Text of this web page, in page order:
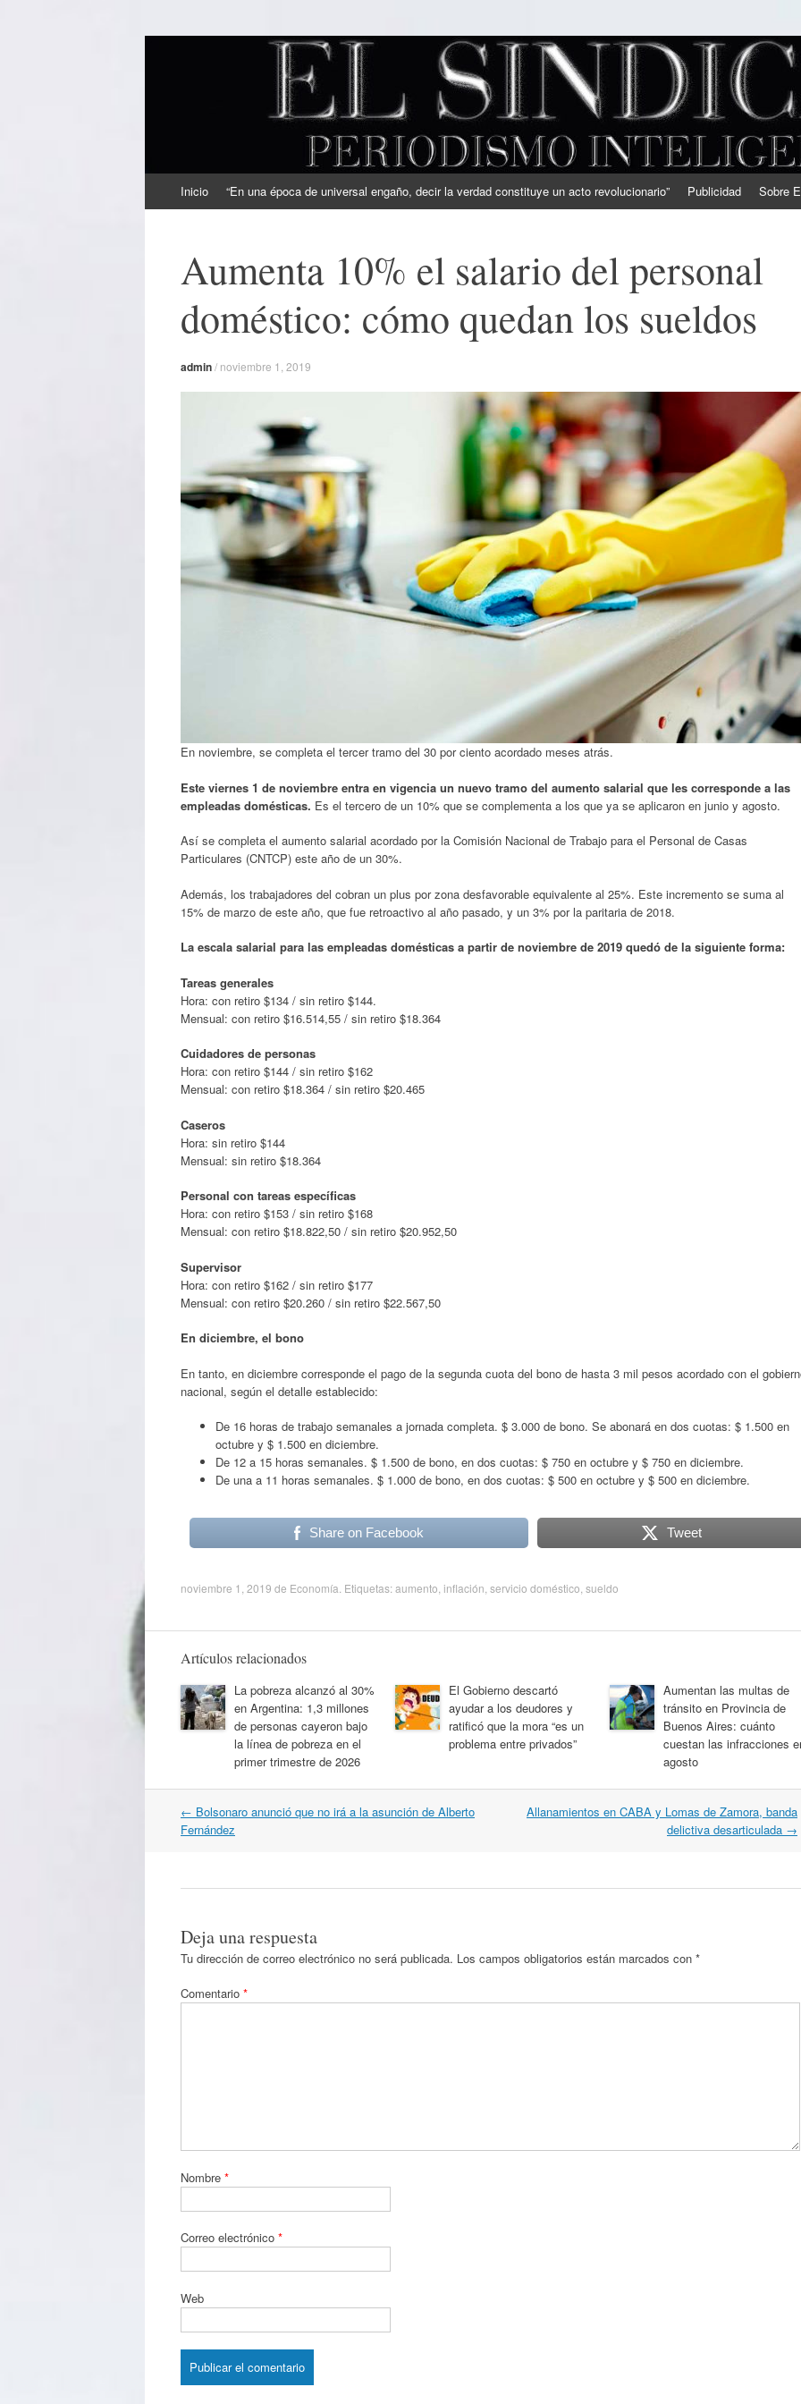
EL SINDICAL
Periodismo Inteligente
al
Inicio “En una época de universal engaño, decir la verdad constituye un acto revolucionario” Publicidad Sobre
Aumenta 10% el salario del personal
doméstico: cómo quedan los sueldos
admin/ noviembre 1, 2019
En noviembre, se completa el tercer tramo del 30 por ciento acordado meses atrás.
Este viernes 1 de noviembre entra en vigencia un nuevo tramo del aumento salarial que les corresponde a las
empleadas domésticas. Es el tercero de un 10% que se complementa a los que ya se aplicaron en junio y agosto.
Así se completa el aumento salarial acordado por la Comisión Nacional de Trabajo para el Personal de Casas
Particulares (CNTCP) este año de un 30%.
Además, los trabajadores del cobran un plus por zona desfavorable equivalente al 25%. Este incremento se suma al
15% de marzo de este año, que fue retroactivo al año pasado, y un 3% por la paritaria de 2018.
La escala salarial para las empleadas domésticas a partir de noviembre de 2019 quedó de la siguiente forma:
Tareas generales
Hora: con retiro $134 / sin retiro $144.
Mensual: con retiro $16.514,55 / sin retiro $18.364
Cuidadores de personas
Hora: con retiro $144 / sin retiro $162
Mensual: con retiro $18.364 / sin retiro $20.465
Caseros
Hora: sin retiro $144
Mensual: sin retiro $18.364
Personal con tareas específicas
Hora: con retiro $153 / sin retiro $168
Mensual: con retiro $18.822,50 / sin retiro $20.952,50
Supervisor
Hora: con retiro $162 / sin retiro $177
Mensual: con retiro $20.260 / sin retiro $22.567,50
En diciembre, el bono
En tanto, en diciembre corresponde el pago de la segunda cuota del bono de hasta 3 mil pesos acordado con el
nacional, según el detalle establecido:
De 16 horas de trabajo semanales a jornada completa. $ 3.000 de bono. Se abonará en dos cuotas: $ 1.500 en
octubre y $ 1.500 en diciembre.
De 12 a 15 horas semanales. $ 1.500 de bono, en dos cuotas: $ 750 en octubre y $ 750 en diciembre.
De una a 11 horas semanales. $ 1.000 de bono, en dos cuotas: $ 500 en octubre y $ 500 en diciembre.
Share on Facebook Tweet
noviembre 1, 2019 de Economía . Etiquetas:aumento inflación servicio doméstico sueldo
Artículos relacionados
La pobreza alcanzó al 30%
en Argentina: 1,3 millones
de personas cayeron bajo
la línea de pobreza en el
primer trimestre de 2026
El Gobierno descartó
ayudar a los deudores y
ratificó que la mora “es un
problema entre privados”
Aumentan las multas de
tránsito en Provincia de
Buenos Aires: cuánto
cuestan las infracciones
agosto
Navegación
por
← Bolsonaro anunció que no irá a la asunción de Alberto
Fernández
Allanamientos en CABA y Lomas de Zamora, banda
delictiva desarticulada →
Deja una respuesta
Tu dirección de correo electrónico no será publicada. Los campos obligatorios están marcados con *
Comentario *
Nombre *
Correo electrónico *
Web